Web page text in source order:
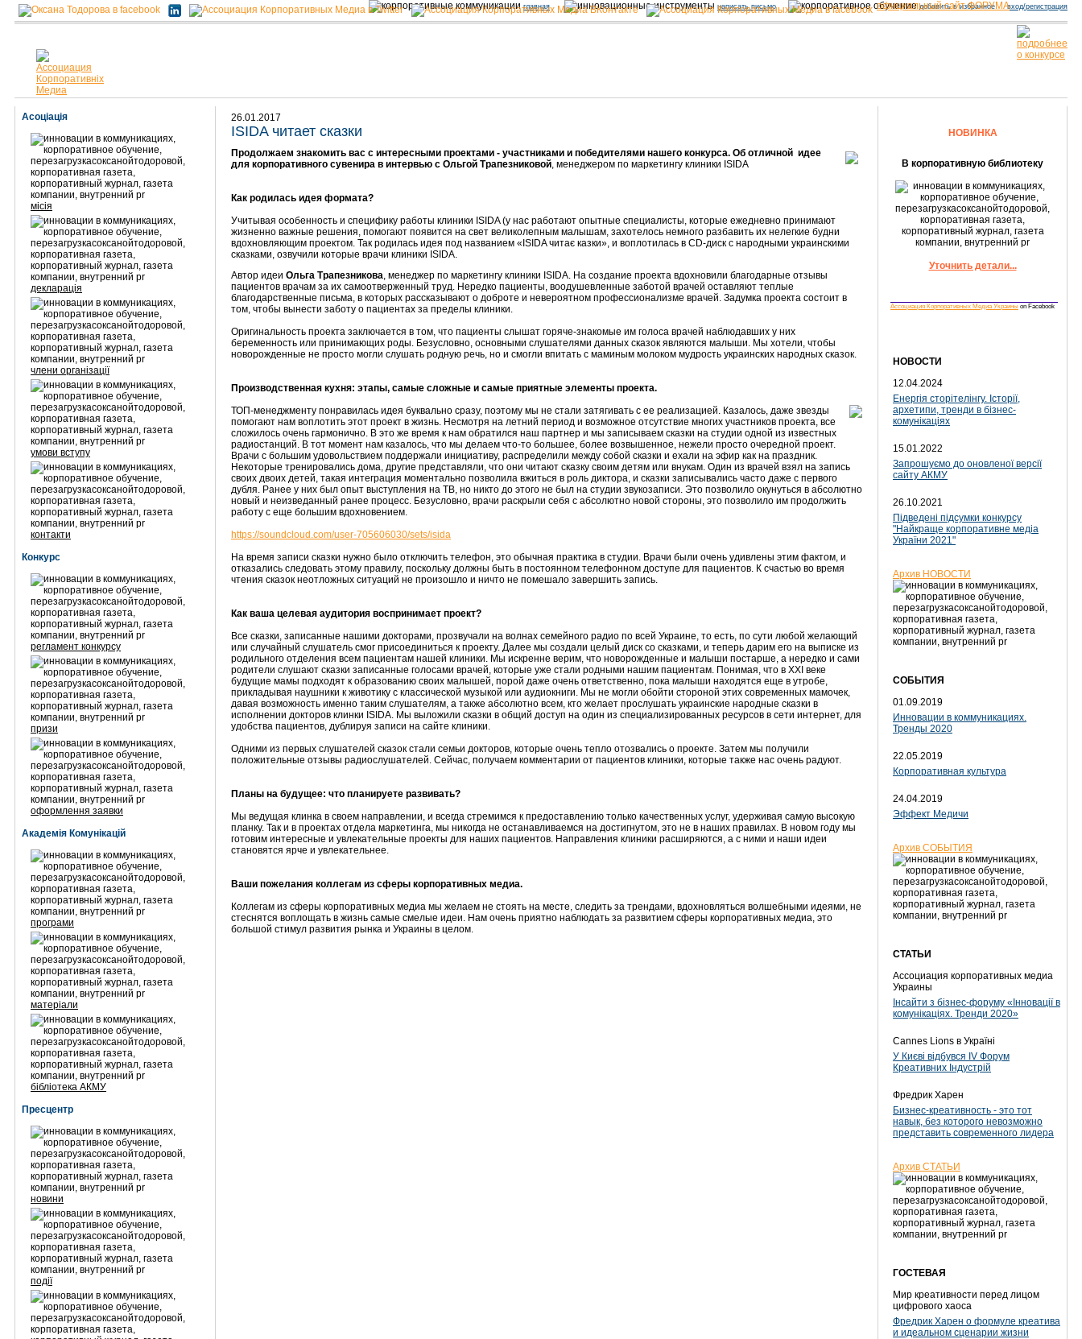
официальный сайт ФОРУМА
главная написать письмо добавить в избранное вход/регистрация
Асоціація
місія
декларація
члени організації
умови вступу
контакти
Конкурс
регламент конкурсу
призи
оформлення заявки
Академія Комунікацій
програми
матеріали
бібліотека АКМУ
Пресцентр
новини
події
26.01.2017
ISIDA читает сказки
Продолжаем знакомить вас с интересными проектами - участниками и победителями нашего конкурса. Об отличной идее
для корпоративного сувенира в интервью с Ольгой Трапезниковой, менеджером по маркетингу клиники ISIDA
Как родилась идея формата?
Учитывая особенность и специфику работы клиники ISIDA (у нас работают опытные специалисты, которые ежедневно принимают
жизненно важные решения, помогают появится на свет великолепным малышам, захотелось немного разбавить их нелегкие будни
вдохновляющим проектом. Так родилась идея под названием «ISIDA читає казки», и воплотилась в CD-диск с народными украинскими
сказками, озвучили которые врачи клиники ISIDA.
Автор идеи Ольга Трапезникова, менеджер по маркетингу клиники ISIDA. На создание проекта вдохновили благодарные отзывы
пациентов врачам за их самоотверженный труд. Нередко пациенты, воодушевленные заботой врачей оставляют теплые
благодарственные письма, в которых рассказывают о доброте и невероятном профессионализме врачей. Задумка проекта состоит в
том, чтобы вынести заботу о пациентах за пределы клиники.
Оригинальность проекта заключается в том, что пациенты слышат горяче-знакомые им голоса врачей наблюдавших у них
беременность или принимающих роды. Безусловно, основными слушателями данных сказок являются малыши. Мы хотели, чтобы
новорожденные не просто могли слушать родную речь, но и смогли впитать с маминым молоком мудрость украинских народных сказок.
Производственная кухня: этапы, самые сложные и самые приятные элементы проекта.
ТОП-менеджменту понравилась идея буквально сразу, поэтому мы не стали затягивать с ее реализацией. Казалось, даже звезды
помогают нам воплотить этот проект в жизнь. Несмотря на летний период и возможное отсутствие многих участников проекта, все
сложилось очень гармонично. В это же время к нам обратился наш партнер и мы записываем сказки на студии одной из известных
радиостанций. В тот момент нам казалось, что мы делаем что-то большее, более возвышенное, нежели просто очередной проект.
Врачи с большим удовольствием поддержали инициативу, распределили между собой сказки и ехали на эфир как на праздник.
Некоторые тренировались дома, другие представляли, что они читают сказку своим детям или внукам. Один из врачей взял на запись
своих двоих детей, такая интеграция моментально позволила вжиться в роль диктора, и сказки записывались часто даже с первого
дубля. Ранее у них был опыт выступления на ТВ, но никто до этого не был на студии звукозаписи. Это позволило окунуться в абсолютно
новый и неизведанный ранее процесс. Безусловно, врачи раскрыли себя с абсолютно новой стороны, это позволило им продолжить
работу с еще большим вдохновением.
https://soundcloud.com/user-705606030/sets/isida
На время записи сказки нужно было отключить телефон, это обычная практика в студии. Врачи были очень удивлены этим фактом, и
отказались следовать этому правилу, поскольку должны быть в постоянном телефонном доступе для пациентов. К счастью во время
чтения сказок неотложных ситуаций не произошло и ничто не помешало завершить запись.
Как ваша целевая аудитория воспринимает проект?
Все сказки, записанные нашими докторами, прозвучали на волнах семейного радио по всей Украине, то есть, по сути любой желающий
или случайный слушатель смог присоединиться к проекту. Далее мы создали целый диск со сказками, и теперь дарим его на выписке из
родильного отделения всем пациентам нашей клиники. Мы искренне верим, что новорожденные и малыши постарше, а нередко и сами
родители слушают сказки записанные голосами врачей, которые уже стали родными нашим пациентам. Понимая, что в XXI веке
будущие мамы подходят к образованию своих малышей, порой даже очень ответственно, пока малыши находятся еще в утробе,
прикладывая наушники к животику с классической музыкой или аудиокниги. Мы не могли обойти стороной этих современных мамочек,
давая возможность именно таким слушателям, а также абсолютно всем, кто желает прослушать украинские народные сказки в
исполнении докторов клинки ISIDA. Мы выложили сказки в общий доступ на один из специализированных ресурсов в сети интернет, для
удобства пациентов, дублируя записи на сайте клиники.
Одними из первых слушателей сказок стали семьи докторов, которые очень тепло отозвались о проекте. Затем мы получили
положительные отзывы радиослушателей. Сейчас, получаем комментарии от пациентов клиники, которые также нас очень радуют.
Планы на будущее: что планируете развивать?
Мы ведущая клинка в своем направлении, и всегда стремимся к предоставлению только качественных услуг, удерживая самую высокую
планку. Так и в проектах отдела маркетинга, мы никогда не останавливаемся на достигнутом, это не в наших правилах. В новом году мы
готовим интересные и увлекательные проекты для наших пациентов. Направления клиники расширяются, а с ними и наши идеи
становятся ярче и увлекательнее.
Ваши пожелания коллегам из сферы корпоративных медиа.
Коллегам из сферы корпоративных медиа мы желаем не стоять на месте, следить за трендами, вдохновляться волшебными идеями, не
стеснятся воплощать в жизнь самые смелые идеи. Нам очень приятно наблюдать за развитием сферы корпоративных медиа, это
большой стимул развития рынка и Украины в целом.
НОВИНКА
В корпоративную библиотеку
Уточнить детали...
Ассоциация Корпоративных Медиа Украины on Facebook
НОВОСТИ
12.04.2024
Енергія сторітелінгу. Історії,
архетипи, тренди в бізнес-
комунікаціях
15.01.2022
Запрошуємо до оновленої версії
сайту АКМУ
26.10.2021
Підведені підсумки конкурсу
"Найкраще корпоративне медіа
України 2021"
Архив НОВОСТИ
СОБЫТИЯ
01.09.2019
Инновации в коммуникациях.
Тренды 2020
22.05.2019
Корпоративная культура
24.04.2019
Эффект Медичи
Архив СОБЫТИЯ
СТАТЬИ
Ассоциация корпоративных медиа
Украины
Інсайти з бізнес-форуму «Інновації в
комунікаціях. Тренди 2020»
Cannes Lions в Україні
У Києві відбувся IV Форум
Креативних Індустрій
Фредрик Харен
Бизнес-креативность - это тот
навык, без которого невозможно
представить современного лидера
Архив СТАТЬИ
ГОСТЕВАЯ
Мир креативности перед лицом
цифрового хаоса
Фредрик Харен о формуле креатива
и идеальном сценарии жизни